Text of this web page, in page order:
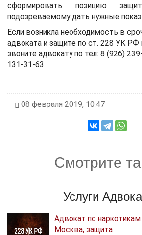
сформировать позицию
подозреваемому дать нужные
Если возникла необходимость в
адвоката и защите по ст. 228 УК РФ
звоните адвокату по тел: 8 (926)
131-31-63
08 февраля 2019, 10:47
Смотрите
Услуги
Адвокат по
Москва, защита